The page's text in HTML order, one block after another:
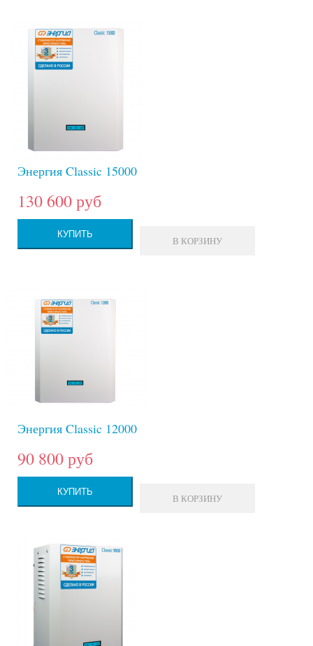
Энергия Classic 15000
130 600 руб
КУПИТЬ
В КОРЗИНУ
Энергия Classic 12000
90 800 руб
КУПИТЬ
В КОРЗИНУ